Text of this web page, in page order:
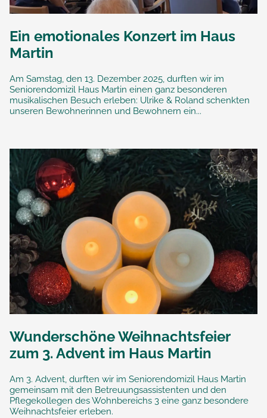
Ein emotionales Konzert im Haus
Martin
Am Samstag, den 13. Dezember 2025, durften wir im
Seniorendomizil Haus Martin einen ganz besonderen
musikalischen Besuch erleben: Ulrike & Roland schenkten
unseren Bewohnerinnen und Bewohnern ein...
Wunderschöne Weihnachtsfeier
zum 3. Advent im Haus Martin
Am 3. Advent, durften wir im Seniorendomizil Haus Martin
gemeinsam mit den Betreuungsassistenten und den
Pflegekollegen des Wohnbereichs 3 eine ganz besondere
Weihnachtsfeier erleben.